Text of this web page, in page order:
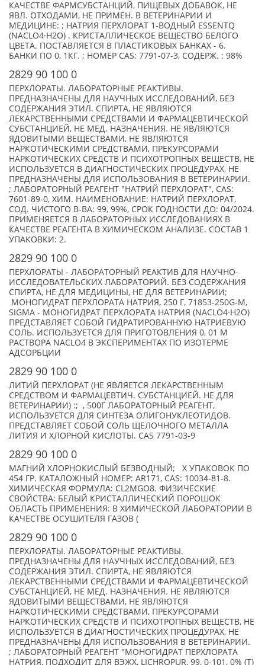
КАЧЕСТВЕ ФАРМСУБСТАНЦИЙ, ПИЩЕВЫХ ДОБАВОК, НЕ
ЯВЛ. ОТХОДАМИ, НЕ ПРИМЕН. В ВЕТЕРИНАРИИ И
МЕДИЦИНЕ: ; НАТРИЯ ПЕРХЛОРАТ 1-ВОДНЫЙ ESSENTQ
(NACLO4·H2O) . КРИСТАЛЛИЧЕСКОЕ ВЕЩЕСТВО БЕЛОГО
ЦВЕТА. ПОСТАВЛЯЕТСЯ В ПЛАСТИКОВЫХ БАНКАХ - 6.
БАНКИ ПО 0, 1КГ. ; НОМЕР CAS: 7791-07-3, СОДЕРЖ. : 98%
2829 90 100 0
ПЕРХЛОРАТЫ. ЛАБОРАТОРНЫЕ РЕАКТИВЫ.
ПРЕДНАЗНАЧЕНЫ ДЛЯ НАУЧНЫХ ИССЛЕДОВАНИЙ, БЕЗ
СОДЕРЖАНИЯ ЭТИЛ. СПИРТА, НЕ ЯВЛЯЮТСЯ
ЛЕКАРСТВЕННЫМИ СРЕДСТВАМИ И ФАРМАЦЕВТИЧЕСКОЙ
СУБСТАНЦИЕЙ, НЕ МЕД. НАЗНАЧЕНИЯ. НЕ ЯВЛЯЮТСЯ
ЯДОВИТЫМИ ВЕЩЕСТВАМИ, НЕ ЯВЛЯЮТСЯ
НАРКОТИЧЕСКИМИ СРЕДСТВАМИ, ПРЕКУРСОРАМИ
НАРКОТИЧЕСКИХ СРЕДСТВ И ПСИХОТРОПНЫХ ВЕЩЕСТВ, НЕ
ИСПОЛЬЗУЕТСЯ В ДИАГНОСТИЧЕСКИХ ПРОЦЕДУРАХ, НЕ
ПРЕДНАЗНАЧЕНЫ ДЛЯ ИСПОЛЬЗОВАНИЯ В ВЕТЕРИНАРИИ.
; ЛАБОРАТОРНЫЙ РЕАГЕНТ "НАТРИЙ ПЕРХЛОРАТ", CAS:
7601-89-0, ХИМ. НАИМЕНОВАНИЕ: НАТРИЙ ПЕРХЛОРАТ,
СОД. ЧИСТОГО В-ВА: 99, 99%, СРОК ГОДНОСТИ ДО: 04/2024.
ПРИМЕНЯЕТСЯ В ЛАБОРАТОРНЫХ ИССЛЕДОВАНИЯХ В
КАЧЕСТВЕ РЕАГЕНТА В ХИМИЧЕСКОМ АНАЛИЗЕ. СОСТАВ 1
УПАКОВКИ: 2.
2829 90 100 0
ПЕРХЛОРАТЫ - ЛАБОРАТОРНЫЙ РЕАКТИВ ДЛЯ НАУЧНО-
ИССЛЕДОВАТЕЛЬСКИХ ЛАБОРАТОРИЙ. БЕЗ СОДЕРЖАНИЯ
СПИРТА, НЕ ДЛЯ МЕДИЦИНЫ, НЕ ДЛЯ ВЕТЕРИНАРИИ;
МОНОГИДРАТ ПЕРХЛОРАТА НАТРИЯ, 250 Г, 71853-250G-M,
SIGMA - МОНОГИДРАТ ПЕРХЛОРАТА НАТРИЯ (NACLO4·H2O)
ПРЕДСТАВЛЯЕТ СОБОЙ ГИДРАТИРОВАННУЮ НАТРИЕВУЮ
СОЛЬ. ИСПОЛЬЗУЕТСЯ ДЛЯ ПРИГОТОВЛЕНИЯ 0, 01 М
РАСТВОРА NACLO4 В ЭКСПЕРИМЕНТАХ ПО ИЗОТЕРМЕ
АДСОРБЦИИ
2829 90 100 0
ЛИТИЙ ПЕРХЛОРАТ (НЕ ЯВЛЯЕТСЯ ЛЕКАРСТВЕННЫМ
СРЕДСТВОМ И ФАРМАЦЕВТИЧ. СУБСТАНЦИЕЙ. НЕ ДЛЯ
ВЕТЕРИНАРИИ) :; , 500Г ЛАБОРАТОРНЫЙ РЕАГЕНТ,
ИСПОЛЬЗУЕТСЯ ДЛЯ СИНТЕЗА ОЛИГОНУКЛЕОТИДОВ.
ПРЕДСТАВЛЯЕТ СОБОЙ СОЛЬ ЩЕЛОЧНОГО МЕТАЛЛА
ЛИТИЯ И ХЛОРНОЙ КИСЛОТЫ. CAS 7791-03-9
2829 90 100 0
МАГНИЙ ХЛОРНОКИСЛЫЙ БЕЗВОДНЫЙ; X УПАКОВОК ПО
454 ГР. КАТАЛОЖНЫЙ НОМЕР: AR171, CAS: 10034-81-8.
ХИМИЧЕСКАЯ ФОРМУЛА: CL2MGO8. ФИЗИЧЕСКИЕ
СВОЙСТВА: БЕЛЫЙ КРИСТАЛЛИЧЕСКИЙ ПОРОШОК
ОБЛАСТЬ ПРИМЕНЕНИЯ: В ХИМИЧЕСКОЙ ЛАБОРАТОРИИ В
КАЧЕСТВЕ ОСУШИТЕЛЯ ГАЗОВ (
2829 90 100 0
ПЕРХЛОРАТЫ. ЛАБОРАТОРНЫЕ РЕАКТИВЫ.
ПРЕДНАЗНАЧЕНЫ ДЛЯ НАУЧНЫХ ИССЛЕДОВАНИЙ, БЕЗ
СОДЕРЖАНИЯ ЭТИЛ. СПИРТА, НЕ ЯВЛЯЮТСЯ
ЛЕКАРСТВЕННЫМИ СРЕДСТВАМИ И ФАРМАЦЕВТИЧЕСКОЙ
СУБСТАНЦИЕЙ, НЕ МЕД. НАЗНАЧЕНИЯ. НЕ ЯВЛЯЮТСЯ
ЯДОВИТЫМИ ВЕЩЕСТВАМИ, НЕ ЯВЛЯЮТСЯ
НАРКОТИЧЕСКИМИ СРЕДСТВАМИ, ПРЕКУРСОРАМИ
НАРКОТИЧЕСКИХ СРЕДСТВ И ПСИХОТРОПНЫХ ВЕЩЕСТВ, НЕ
ИСПОЛЬЗУЕТСЯ В ДИАГНОСТИЧЕСКИХ ПРОЦЕДУРАХ, НЕ
ПРЕДНАЗНАЧЕНЫ ДЛЯ ИСПОЛЬЗОВАНИЯ В ВЕТЕРИНАРИИ.
; ЛАБОРАТОРНЫЙ РЕАГЕНТ "МОНОГИДРАТ ПЕРХЛОРАТА
НАТРИЯ, ПОДХОДИТ ДЛЯ ВЭЖХ, LICHROPUR, 99, 0-101, 0% (Т)